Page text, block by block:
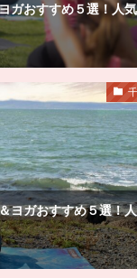
ガおすすめ５選！人気
ヨガおすすめ５選！人